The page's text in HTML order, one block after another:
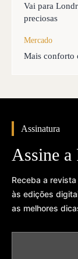
Vai para
preciosas
Mercado
Mais conforto
Assinatura
Assine
Receba a
às edições
as melhores